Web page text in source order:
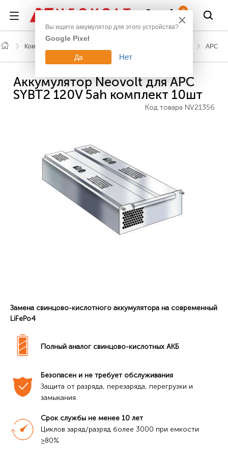
0
Компьютерная техника APC
Аккумулятор Neovolt для APC
SYBT2 120V 5ah комплект 10шт
Код товара NV21356
Замена свинцово-кислотного аккумулятора на современный
LiFePo4
Полный аналог свинцово-кислотных АКБ
Безопасен и не требует обслуживания
Защита от разряда, перезаряда, перегрузки и
замыкания.
Срок службы не менее 10 лет
Циклов заряд/разряд более 3000 при емкости
≥80%
×
Вы ищите аккумулятор для этого устройства?
Google Pixel
Да Нет